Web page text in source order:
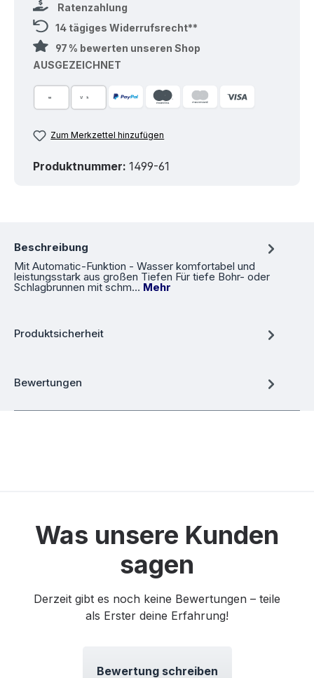
Ratenzahlung
14 tägiges Widerrufsrecht**
97 % bewerten unseren Shop
AUSGEZEICHNET
Zum Merkzettel hinzufügen
Produktnummer: 1499-61
Beschreibung
Mit Automatic-Funktion - Wasser komfortabel und
leistungsstark aus großen Tiefen Für tiefe Bohr- oder
Schlagbrunnen mit schm… Mehr
Produktsicherheit
Bewertungen
Was unsere Kunden
sagen
Derzeit gibt es noch keine Bewertungen – teile
als Erster deine Erfahrung!
Bewertung schreiben